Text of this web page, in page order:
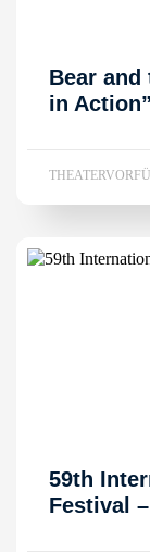
Bear
in Action”
59th
Festival